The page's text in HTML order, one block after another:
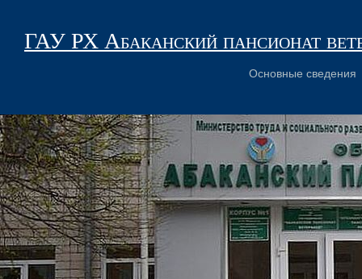
ГАУ РХ Абаканский пансионат
Основные сведения